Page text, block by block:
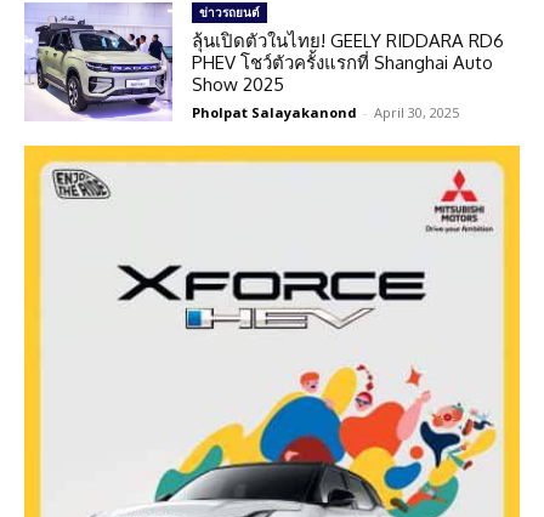
ข่าวรถยนต์
ลุ้นเปิดตัวในไทย! GEELY RIDDARA RD6
PHEV โชว์ตัวครั้งแรกที่ Shanghai Auto
Show 2025
Pholpat Salayakanond - April 30, 2025